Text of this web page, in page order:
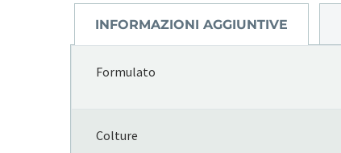
INFORMAZIONI AGGIUNTIVE
Formulato
Colture